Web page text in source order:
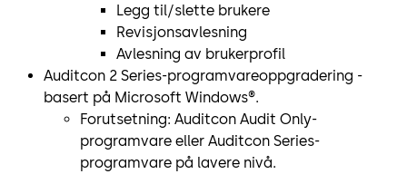
Legg til/slette brukere
Revisjonsavlesning
Avlesning av brukerprofil
Auditcon 2 Series-programvareoppgradering -
basert på Microsoft Windows®.
Forutsetning: Auditcon Audit Only-
programvare eller Auditcon Series-
programvare på lavere nivå.